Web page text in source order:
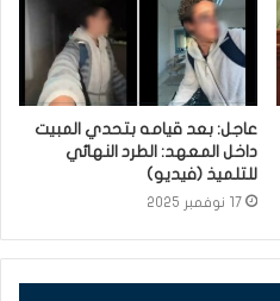
عاجل: بعد قيامه بتحدي المبيت
داخل المعهد: الطرد النهائي
للتلميذ (فيديو)
17 نوفمبر 2025